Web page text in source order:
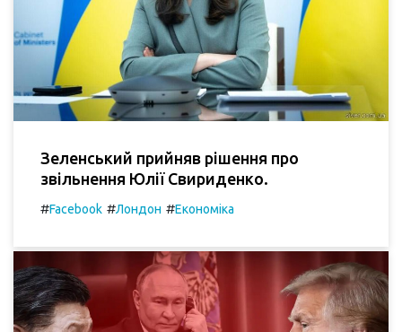
Зеленський прийняв рішення про
звільнення Юлії Свириденко.
#Facebook #Лондон #Економіка